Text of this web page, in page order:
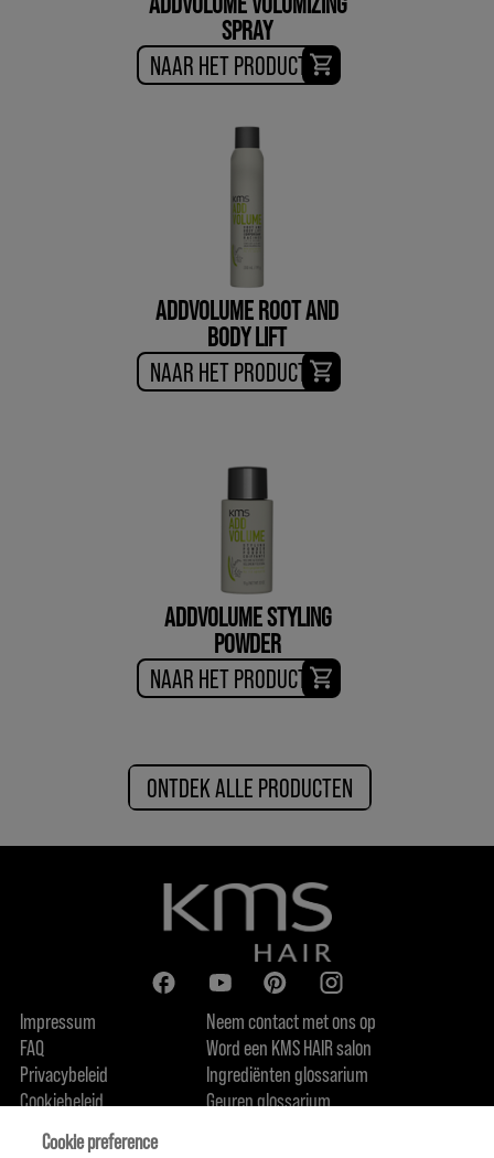
SPRAY
NAAR HET PRODUCT
ADDVOLUME ROOT AND
BODY LIFT
NAAR HET PRODUCT
ADDVOLUME STYLING
POWDER
NAAR HET PRODUCT
ONTDEK ALLE PRODUCTEN
Impressum
FAQ
Privacybeleid
Cookiebeleid
Over ons
Neem contact met ons op
Word een KMS HAIR salon
Ingrediënten glossarium
Geuren glossarium
Cookie preference